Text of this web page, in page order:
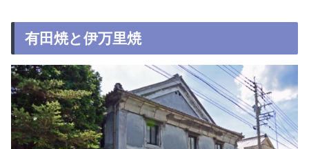
有田焼と伊万里焼